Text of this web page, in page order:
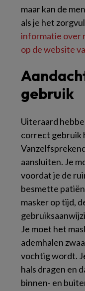
maar kan de
als je het
informatie over
op de website
gebruik
Uiteraard
correct gebruik
aansluiten. Je
voordat je de
besmette
masker op tijd,
Je moet het
ademhalen
vochtig wordt.
hals dragen en
binnen- en